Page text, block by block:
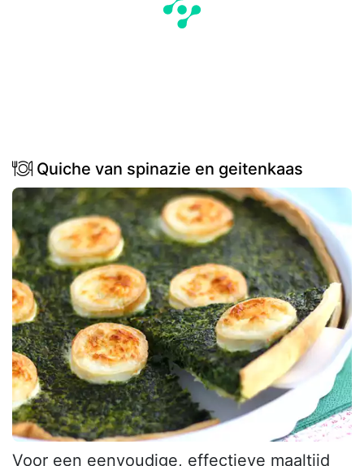
Quiche van spinazie en geitenkaas
Voor een eenvoudige, effectieve maaltijd